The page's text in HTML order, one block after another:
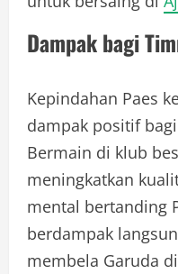
Dampak bagi
Kepindahan Paes
dampak positif
Bermain di klub
meningkatkan
mental bertanding
berdampak
membela Garuda